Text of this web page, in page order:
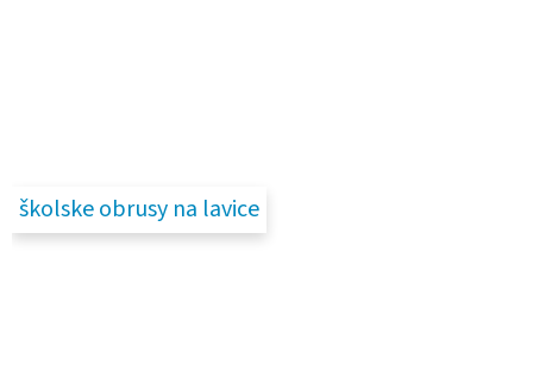
školske obrusy na lavice